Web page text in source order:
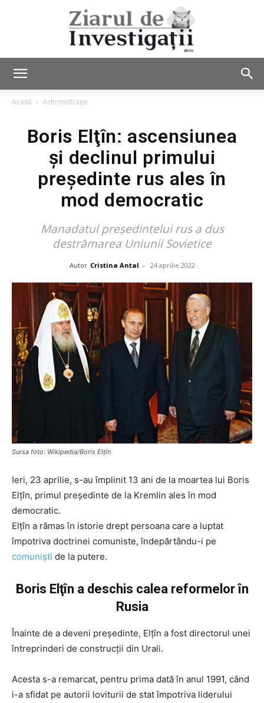
de
Acasă Administrație
Boris Elţîn: ascensiunea
și declinul primului
preşedinte rus ales în
mod democratic
Manadatul președintelui rus a dus
destrămarea Uniunii Sovietice
Autor Cristina Antal - 24 aprilie 2022
Sursa foto: Wikipedia/Boris Elțîn
Ieri, 23 aprilie, s-au împlinit 13 ani de la moartea lui Boris
Elţîn, primul preşedinte de la Kremlin ales în mod
democratic.
Elţîn a rămas în istorie drept persoana care a luptat
împotriva doctrinei comuniste, îndepărtându-i pe
comuniști de la putere.
Boris Elţîn a deschis calea reformelor în
Rusia
Înainte de a deveni președinte, Elţîn a fost directorul unei
întreprinderi de construcţii din Urali.
Acesta s-a remarcat, pentru prima dată în anul 1991, când
i-a sfidat pe autorii loviturii de stat împotriva liderului